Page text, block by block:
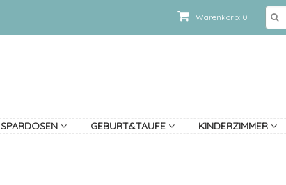
Warenkorb: 0
SPARDOSEN GEBURT&TAUFE KINDERZIMMER